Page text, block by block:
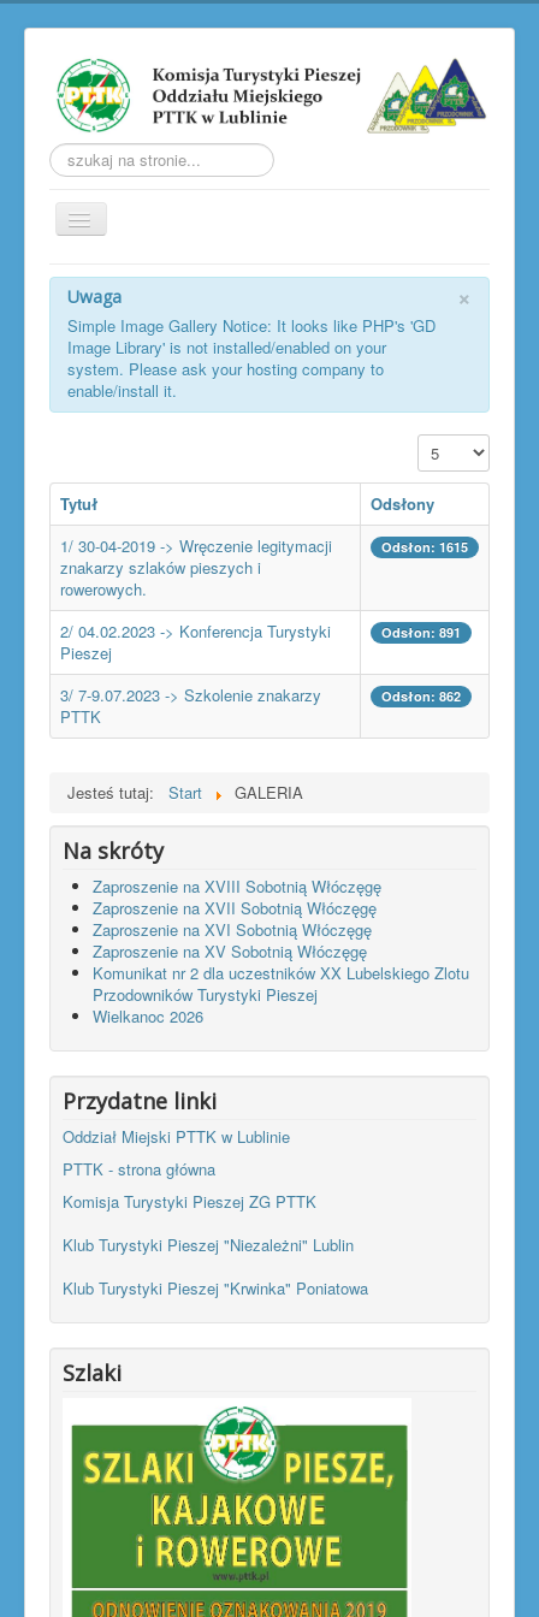
Szukaj...
Przełącz
nawigację
AKTUALNOŚCI
O KOMISJI
TRW
LUBELSKIE ZLOTY PTP
SOBOTNIA WŁÓCZĘGA
GALERIA
×
Uwaga
Simple Image Gallery Notice: It looks like PHP's 'GD
Image Library' is not installed/enabled on your
system. Please ask your hosting company to
enable/install it.
Pokaż #
Tytuł
Odsłony
1/ 30-04-2019 -> Wręczenie legitymacji
znakarzy szlaków pieszych i
rowerowych.
Odsłon: 1615
2/ 04.02.2023 -> Konferencja Turystyki
Pieszej
Odsłon: 891
3/ 7-9.07.2023 -> Szkolenie znakarzy
PTTK
Odsłon: 862
Jesteś tutaj: Start GALERIA
Na skróty
Zaproszenie na XVIII Sobotnią Włóczęgę
Zaproszenie na XVII Sobotnią Włóczęgę
Zaproszenie na XVI Sobotnią Włóczęgę
Zaproszenie na XV Sobotnią Włóczęgę
Komunikat nr 2 dla uczestników XX Lubelskiego Zlotu
Przodowników Turystyki Pieszej
Wielkanoc 2026
Przydatne linki
Oddział Miejski PTTK w Lublinie
PTTK - strona główna
Komisja Turystyki Pieszej ZG PTTK
Klub Turystyki Pieszej "Niezależni" Lublin
Klub Turystyki Pieszej "Krwinka" Poniatowa
Szlaki